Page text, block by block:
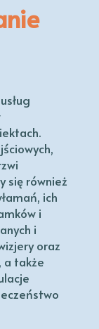
się również
ich
i
i
oraz
a także